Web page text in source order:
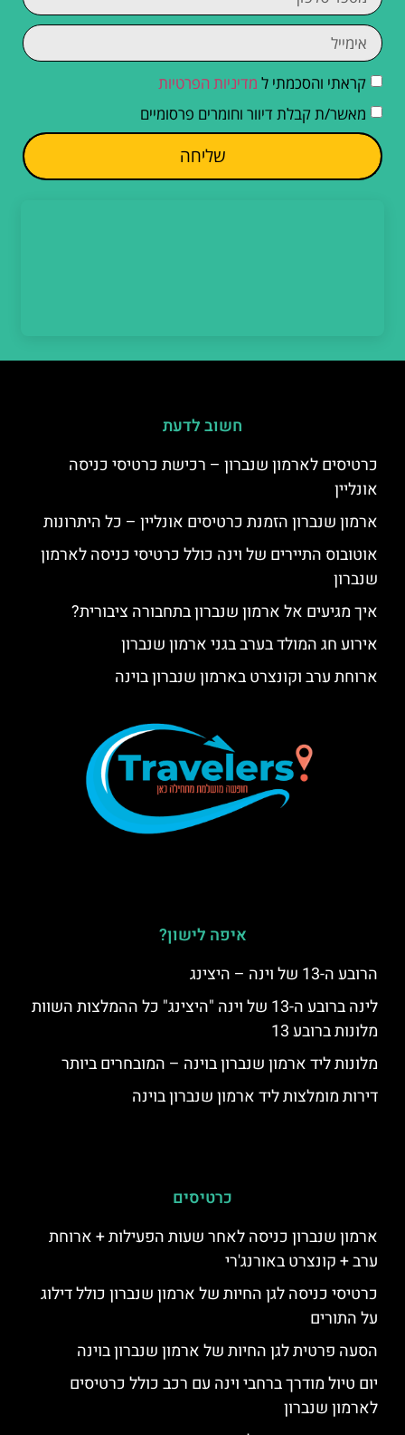
קראתי והסכמתי ל מדיניות הפרטיות
מאשר/ת קבלת דיוור וחומרים פרסומיים
שליחה
חשוב לדעת
כרטיסים לארמון שנברון – רכישת כרטיסי כניסה
אונליין
ארמון שנברון הזמנת כרטיסים אונליין – כל היתרונות
אוטובוס התיירים של וינה כולל כרטיסי כניסה לארמון
שנברון
איך מגיעים אל ארמון שנברון בתחבורה ציבורית?
אירוע חג המולד בערב בגני ארמון שנברון
ארוחת ערב וקונצרט בארמון שנברון בוינה
איפה לישון?
הרובע ה-13 של וינה – היצינג
לינה ברובע ה-13 של וינה "היצינג" כל ההמלצות השוות
מלונות ברובע 13
מלונות ליד ארמון שנברון בוינה – המובחרים ביותר
דירות מומלצות ליד ארמון שנברון בוינה
כרטיסים
ארמון שנברון כניסה לאחר שעות הפעילות + ארוחת
ערב + קונצרט באורנג'רי
כרטיסי כניסה לגן החיות של ארמון שנברון כולל דילוג
על התורים
הסעה פרטית לגן החיות של ארמון שנברון בוינה
יום טיול מודרך ברחבי וינה עם רכב כולל כרטיסים
לארמון שנברון